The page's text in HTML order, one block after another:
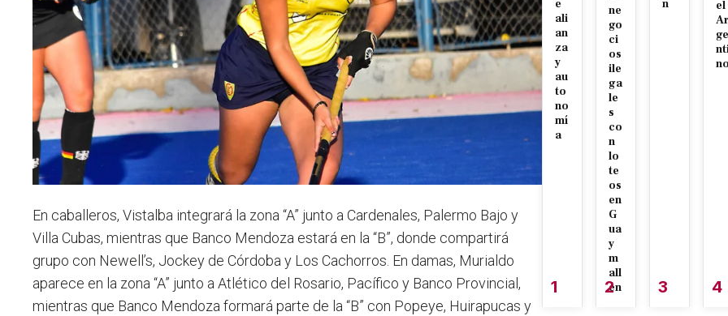
En caballeros, Vistalba integrará la zona “A” junto a Cardenales, Palermo Bajo y
Villa Cubas, mientras que Banco Mendoza estará en la “B”, donde compartirá
grupo con Newell’s, Jockey de Córdoba y Los Cachorros. En damas, Murialdo
aparece en la zona “A” junto a Atlético del Rosario, Pacífico y Banco Provincial,
mientras que Banco Mendoza formará parte de la “B” con Popeye, Huirapucas y
e
ali
an
za
y
au
to
no
mí
a
1
ne
go
ci
os
ile
ga
le
s
co
n
lo
te
os
en
G
ua
y
m
all
én
2
n
3
el
ge
4